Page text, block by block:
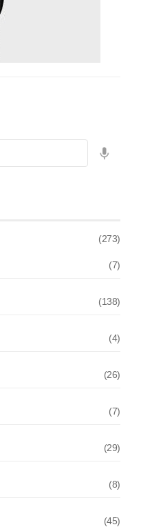
(273)
(7)
(138)
(4)
(26)
(7)
(29)
(8)
(45)